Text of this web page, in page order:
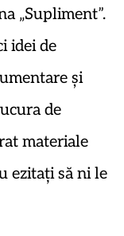
„Supliment”.
idei de
și
de
materiale
ezitați să ni le